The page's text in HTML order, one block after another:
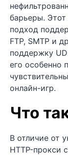
барьеры.
подход
FTP, SMTP и
поддержку
его особенно
онлайн-игр.
Что
В отличие от
HTTP-прокси